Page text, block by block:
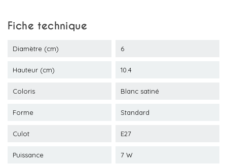
Fiche technique
Diamètre (cm) 6
Hauteur (cm) 10.4
Coloris Blanc satiné
Forme Standard
Culot E27
Puissance 7 W